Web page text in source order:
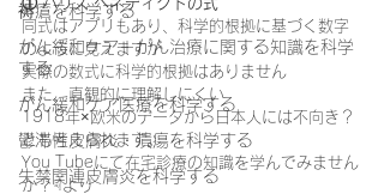
褥瘡を科学する
がん緩和ケア＋がん治療に関する知識を科学
する
がん緩和ケア医療を科学する
鬱滞性皮膚炎・潰瘍を科学する
失禁関連皮膚炎を科学する
同式はアプリもあり、科学的根拠に基づく数字
のように見えますが
実際の数式に科学的根拠はありません
また、直観的に理解しにくい
1918年×欧米のデータから日本人には不向き？
とも考えられます。
You Tubeにて在宅診療の知識を学んでみません
か？☟より